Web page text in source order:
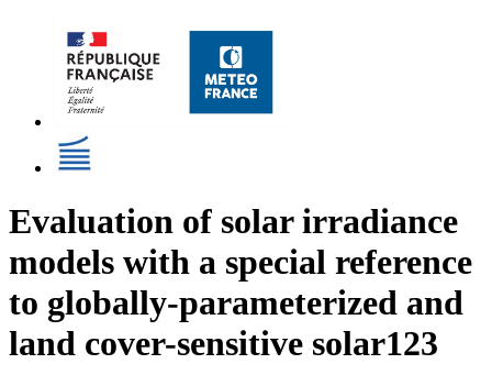
Evaluation of solar irradiance
models with a special reference
to globally-parameterized and
land cover-sensitive solar123